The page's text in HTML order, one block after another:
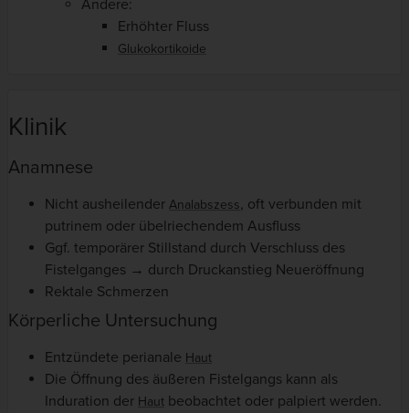
Andere:
Erhöhter Fluss
Glukokortikoide
Klinik
Anamnese
Nicht ausheilender Analabszess, oft verbunden mit
putrinem oder übelriechendem Ausfluss
Ggf. temporärer Stillstand durch Verschluss des
Fistelganges → durch Druckanstieg Neueröffnung
Rektale Schmerzen
Körperliche Untersuchung
Entzündete perianale Haut
Die Öffnung des äußeren Fistelgangs kann als
Induration der Haut beobachtet oder palpiert werden.